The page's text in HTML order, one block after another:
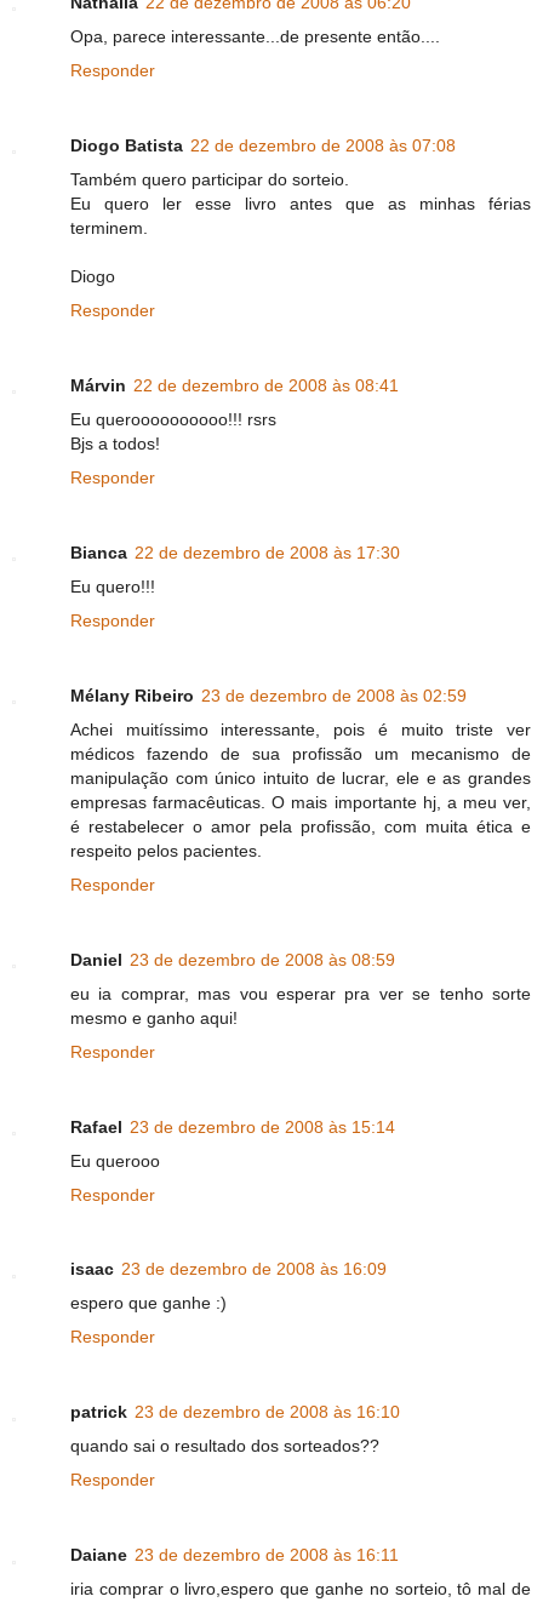
Opa, parece interessante...de presente então....
Responder
Diogo Batista 22 de dezembro de 2008 às 07:08
Também quero participar do sorteio.
Eu quero ler esse livro antes que as minhas férias
terminem.
Diogo
Responder
Márvin 22 de dezembro de 2008 às 08:41
Eu queroooooooooo!!! rsrs
Bjs a todos!
Responder
Bianca 22 de dezembro de 2008 às 17:30
Eu quero!!!
Responder
Mélany Ribeiro 23 de dezembro de 2008 às 02:59
Achei muitíssimo interessante, pois é muito triste ver
médicos fazendo de sua profissão um mecanismo de
manipulação com único intuito de lucrar, ele e as grandes
empresas farmacêuticas. O mais importante hj, a meu ver,
é restabelecer o amor pela profissão, com muita ética e
respeito pelos pacientes.
Responder
Daniel 23 de dezembro de 2008 às 08:59
eu ia comprar, mas vou esperar pra ver se tenho sorte
mesmo e ganho aqui!
Responder
Rafael 23 de dezembro de 2008 às 15:14
Eu querooo
Responder
isaac 23 de dezembro de 2008 às 16:09
espero que ganhe :)
Responder
patrick 23 de dezembro de 2008 às 16:10
quando sai o resultado dos sorteados??
Responder
Daiane 23 de dezembro de 2008 às 16:11
iria comprar o livro,espero que ganhe no sorteio, tô mal de